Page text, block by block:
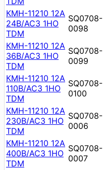
КМН-11210 12А
24В/АС3 1НО
TDM
SQ0708-
0098
КМН-11210 12А
36В/АС3 1НО
TDM
SQ0708-
0099
КМН-11210 12А
110В/АС3 1НО
TDM
SQ0708-
0100
КМН-11210 12А
230В/АС3 1НО
TDM
SQ0708-
0006
КМН-11210 12А
400В/АС3 1НО
TDM
SQ0708-
0007